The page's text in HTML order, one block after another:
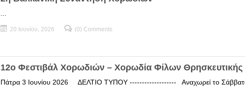
20 Ιουνίου, 2026 (0) Comments
12ο Φεστιβάλ Χορωδιών – Χορωδία Φίλων Θρησκευτικής
Πάτρα 3 Ιουνίου 2026 ΔΕΛΤΙΟ ΤΥΠΟΥ ------------------- Αναχωρεί το